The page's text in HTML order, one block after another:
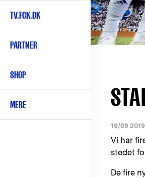
TV.FCK.DK
PARTNER
SHOP
MERE
19/09
Vi har
stedet
De fire